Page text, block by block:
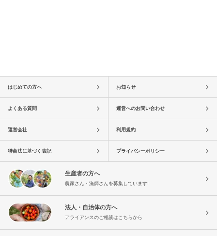
はじめての方へ お知らせ
よくある質問 運営へのお問い合わせ
運営会社 利用規約
特商法に基づく表記 プライバシーポリシー
生産者の方へ
農家さん・漁師さんを募集しています!
法人・自治体の方へ
アライアンスのご相談はこちらから